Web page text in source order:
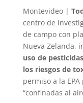
Montevideo |
centro de
de campo con
Nueva Zelanda,
uso de pesticidas
los riesgos de
permiso a la
“confinadas al